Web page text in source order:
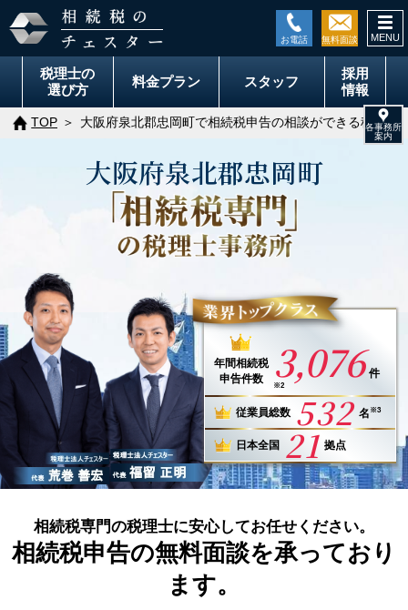
税理士の
選び方
料金プラン スタッフ
採用
情報
TOP 大阪府泉北郡忠岡町で相続税申告の相談ができる税理士
大阪府泉北郡忠岡町
年間相続税
申告件数
3,076 件
※2
従業員総数 532 名 ※3
日本全国 21 拠点
相続税専門の税理士に安心してお任せください。
相続税申告の無料面談を承っており
ます。